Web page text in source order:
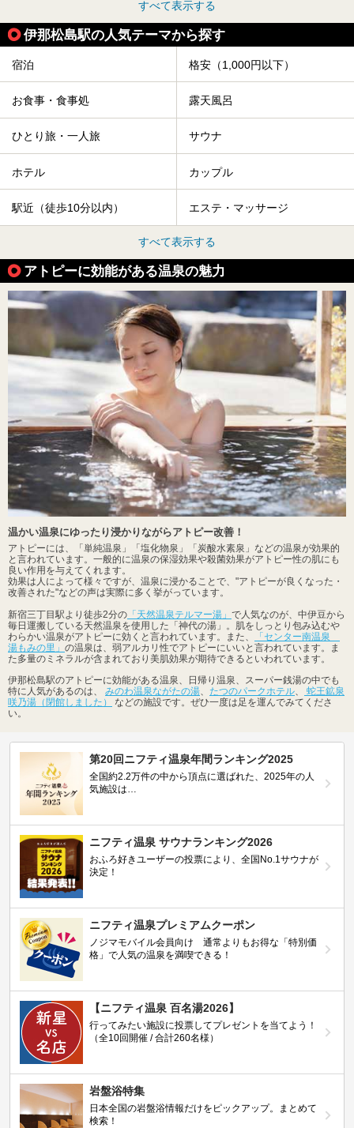
すべて表示する
伊那松島駅の人気テーマから探す
宿泊 格安（1,000円以下）
お食事・食事処 露天風呂
ひとり旅・一人旅 サウナ
ホテル カップル
駅近（徒歩10分以内） エステ・マッサージ
すべて表示する
アトピーに効能がある温泉の魅力
温かい温泉にゆったり浸かりながらアトピー改善！
アトピーには、「単純温泉」「塩化物泉」「炭酸水素泉」などの温泉が効果的
と言われています。一般的に温泉の保湿効果や殺菌効果がアトピー性の肌にも
良い作用を与えてくれます。
効果は人によって様々ですが、温泉に浸かることで、"アトピーが良くなった・
改善された"などの声は実際に多く挙がっています。
新宿三丁目駅より徒歩2分の 「天然温泉テルマー湯」 で人気なのが、中伊豆から
毎日運搬している天然温泉を使用した「神代の湯」。肌をしっとり包み込むや
わらかい温泉がアトピーに効くと言われています。また、
「センター南温泉
湯もみの里」 の温泉は、弱アルカリ性でアトピーにいいと言われています。ま
た多量のミネラルが含まれており美肌効果が期待できるといわれています。
伊那松島駅のアトピーに効能がある温泉、日帰り温泉、スーパー銭湯の中でも
特に人気があるのは、 みのわ温泉ながたの湯 たつのパークホテル
蛇王鉱泉
咲乃湯（閉館しました）
などの施設です。ぜひ一度は足を運んでみてくださ
い。
第20回ニフティ温泉年間ランキング2025
全国約2.2万件の中から頂点に選ばれた、2025年の人
気施設は…
ニフティ温泉 サウナランキング2026
おふろ好きユーザーの投票により、全国No.1サウナが
決定！
ニフティ温泉プレミアムクーポン
ノジマモバイル会員向け 通常よりもお得な「特別価
格」で人気の温泉を満喫できる！
【ニフティ温泉 百名湯2026】
行ってみたい施設に投票してプレゼントを当てよう！
（全10回開催 / 合計260名様）
岩盤浴特集
日本全国の岩盤浴情報だけをピックアップ。まとめて
検索！